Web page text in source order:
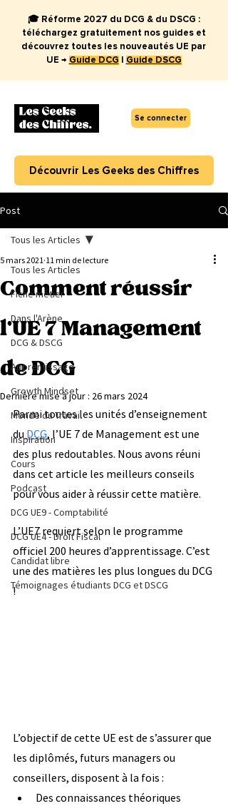
Se connecter
🎓 Réforme 2027 du DCG & du DSCG :
téléchargez gratuitement nos guides et
découvrez toutes les nouveautés UE par
UE → Guide DCG Guide DSCG
Découvrir Les Geeks des Chiffres
Post
Tous les Articles
Fiche métier
Dans l'Arène
DCG & DSCG
Apprentissage
Growth Mindset
Monde du Travail
Inspiration
Cours
Podcast
DCG UE9 - Comptabilité
DCG UE4 - Droit Fiscal
Candidat libre
Témoignages étudiants DCG et DSCG
Tous les Articles
Comment réussir
l'UE 7 Management
de DCG
5 mars 2021 11 min de lecture
Dernière mise à jour : 26 mars 2024
Parmi toutes les unités d’enseignement
du DCG, l’UE 7 de Management est une
des plus redoutables. Nous avons réuni
dans cet article les meilleurs conseils
pour vous aider à réussir cette matière.
L’UE7 requiert selon le programme
officiel 200 heures d’apprentissage. C’est
une des matières les plus longues du DCG
!
L’objectif de cette UE est de s’assurer que
les diplômés, futurs managers ou
conseillers, disposent à la fois :
Des connaissances théoriques